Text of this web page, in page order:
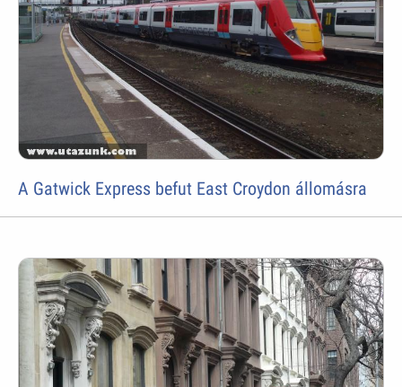
A Gatwick Express befut East Croydon állomásra